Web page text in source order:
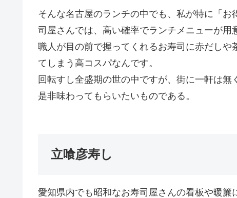
そんな名古屋のランチの中でも、私が特に「お
司屋さんでは、高い確率でランチメニューが用
職人が目の前で握ってくれるお寿司に赤だし
てしまう高コスパなんです。
回転すし全盛期の世の中ですが、街に一軒は無
是非味わってもらいたいものである。
立喰彦寿し
愛知県内でも昭和なお寿司屋さんの看板や暖簾